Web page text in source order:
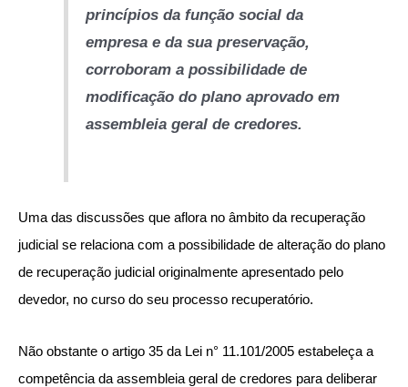
princípios da função social da
empresa e da sua preservação,
corroboram a possibilidade de
modificação do plano aprovado em
assembleia geral de credores.
Uma das discussões que aflora no âmbito da recuperação
judicial se relaciona com a possibilidade de alteração do plano
de recuperação judicial originalmente apresentado pelo
devedor, no curso do seu processo recuperatório.
Não obstante o artigo 35 da Lei n° 11.101/2005 estabeleça a
competência da assembleia geral de credores para deliberar